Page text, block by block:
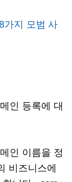
가지 모범 사
인 등록에 대
인 이름을 정
비즈니스에